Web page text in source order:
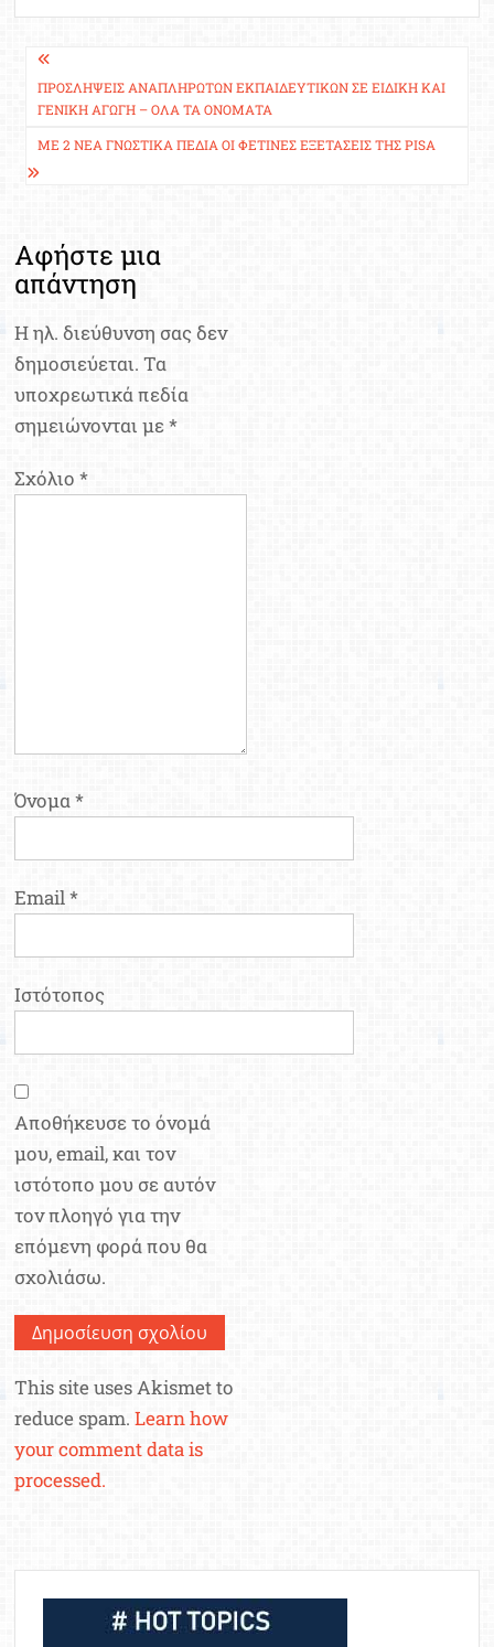
Πλοήγηση
άρθρων
ΠΡΟΣΛΉΨΕΙΣ ΑΝΑΠΛΗΡΩΤΏΝ ΕΚΠΑΙΔΕΥΤΙΚΏΝ ΣΕ ΕΙΔΙΚΉ ΚΑΙ
ΓΕΝΙΚΉ ΑΓΩΓΉ – ΌΛΑ ΤΑ ΟΝΌΜΑΤΑ
ΜΕ 2 ΝΈΑ ΓΝΩΣΤΙΚΆ ΠΕΔΊΑ ΟΙ ΦΕΤΙΝΈΣ ΕΞΕΤΆΣΕΙΣ ΤΗΣ PISA
Αφήστε μια
απάντηση
Η ηλ. διεύθυνση σας δεν
δημοσιεύεται. Τα
υποχρεωτικά πεδία
σημειώνονται με*
Σχόλιο*
Όνομα*
Email*
Ιστότοπος
Αποθήκευσε το όνομά
μου, email, και τον
ιστότοπο μου σε αυτόν
τον πλοηγό για την
επόμενη φορά που θα
σχολιάσω.
This site uses Akismet to
reduce spam.Learn how
your comment data is
processed.